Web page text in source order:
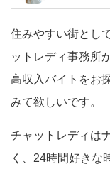
住みやすい街とし
ットレディ事務所
高収入バイトをお
みて欲しいです。
チャットレディは
く、24時間好きな